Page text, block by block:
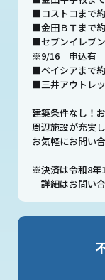
■コストコまで約
■金田ＢＴまで約
■セブンイレブン
※9/16 申込有
■ベイシアまで約
■三井アウトレ
建築条件なし！
周辺施設が充実
お気軽にお問い
※決済は令和8年
詳細はお問い